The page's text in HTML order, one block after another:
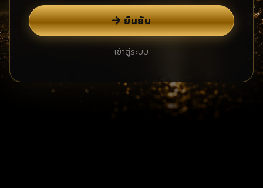
ยืนยัน
เข้าสู่ระบบ